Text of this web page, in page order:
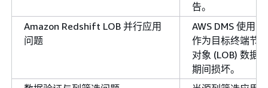
告。
Amazon Redshift LOB 并行应用
问题
AWS DMS 使用
作为目标终端节
对象 (LOB) 数据
期间损坏。